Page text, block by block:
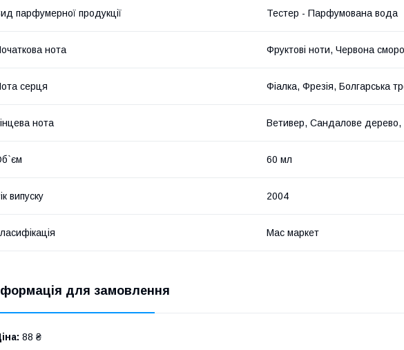
парфумерної продукції Тестер - Парфумована вода
нота Фруктові ноти, Червона
серця Фіалка, Фрезія, Болгарська
нота Ветивер, Сандалове дерево,
60 мл
випуску 2004
Мас маркет
для замовлення
88 ₴